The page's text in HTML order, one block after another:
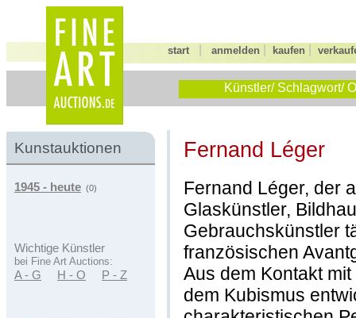
start anmelden kaufen
Künstler/ Schlagwort/
Kunstauktionen
1945 - heute (0)
Wichtige Künstler
bei Fine Art Auctions:
A - G H - O P - Z
Fernand Léger
Fernand Léger, der
Glaskünstler,
Gebrauchskünstler
französischen
Aus dem Kontakt
dem Kubismus